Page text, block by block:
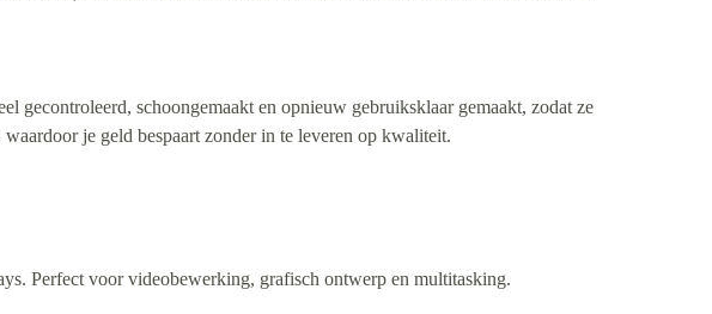
gecontroleerd, schoongemaakt en opnieuw gebruiksklaar gemaakt, zodat ze
je geld bespaart zonder in te leveren op kwaliteit.
Perfect voor videobewerking, grafisch ontwerp en multitasking.